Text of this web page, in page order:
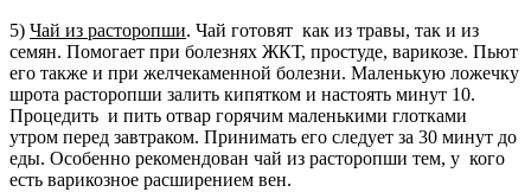
5) Чай из расторопши. Чай готовят как из травы, так и из
семян. Помогает при болезнях ЖКТ, простуде, варикозе. Пьют
его также и при желчекаменной болезни. Маленькую ложечку
шрота расторопши залить кипятком и настоять минут 10.
Процедить и пить отвар горячим маленькими глотками
утром перед завтраком. Принимать его следует за 30 минут до
еды. Особенно рекомендован чай из расторопши тем, у кого
есть варикозное расширением вен.